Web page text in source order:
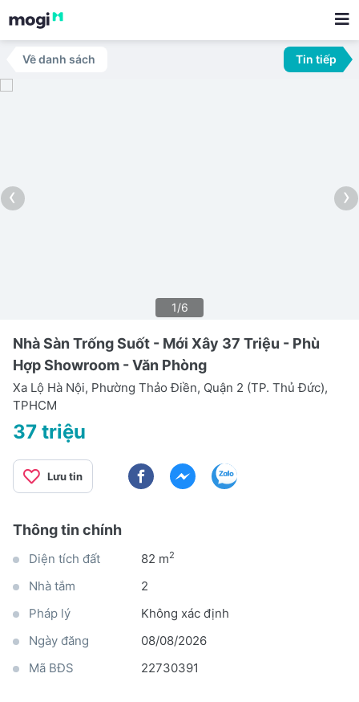
Về danh sách Tin tiếp
‹ ›
1/6
Nhà Sàn Trống Suốt - Mới Xây 37 Triệu - Phù
Hợp Showroom - Văn Phòng
Xa Lộ Hà Nội, Phường Thảo Điền, Quận 2 (TP. Thủ Đức),
TPHCM
37 triệu
Lưu tin
Thông tin chính
Diện tích đất 82 m2
Nhà tắm
2
Pháp lý
Không xác định
Ngày đăng
08/08/2026
Mã BĐS
22730391